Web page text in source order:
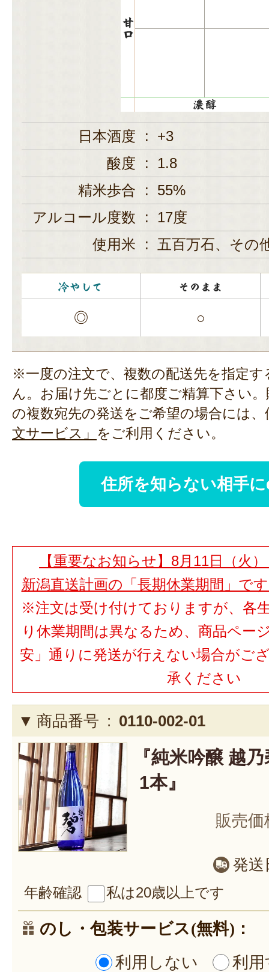
日本酒度 :
+3
酸度
:
1.8
精米歩合
:
55%
アルコール度数
:
17度
使用米
: 五百万石、その
◎ ○
※一度の注文で、複数の配送先を指定
ん。お届け先ごとに都度ご精算下さい
の複数宛先の発送をご希望の場合には、
文サービス」 をご利用ください。
住所を知らない相手
【重要なお知らせ】8月11日（火
新潟直送計画の「長期休業期間」で
※注文は受け付けておりますが、各
り休業期間は異なるため、商品ペー
安」通りに発送が行えない場合がご
承ください
商品番号 : 0110-002-01
『純米吟醸 越
1本』
販売価
発送
年齢確認 私は20歳以上です
のし・包装サービス(無料)：
利用しない
利